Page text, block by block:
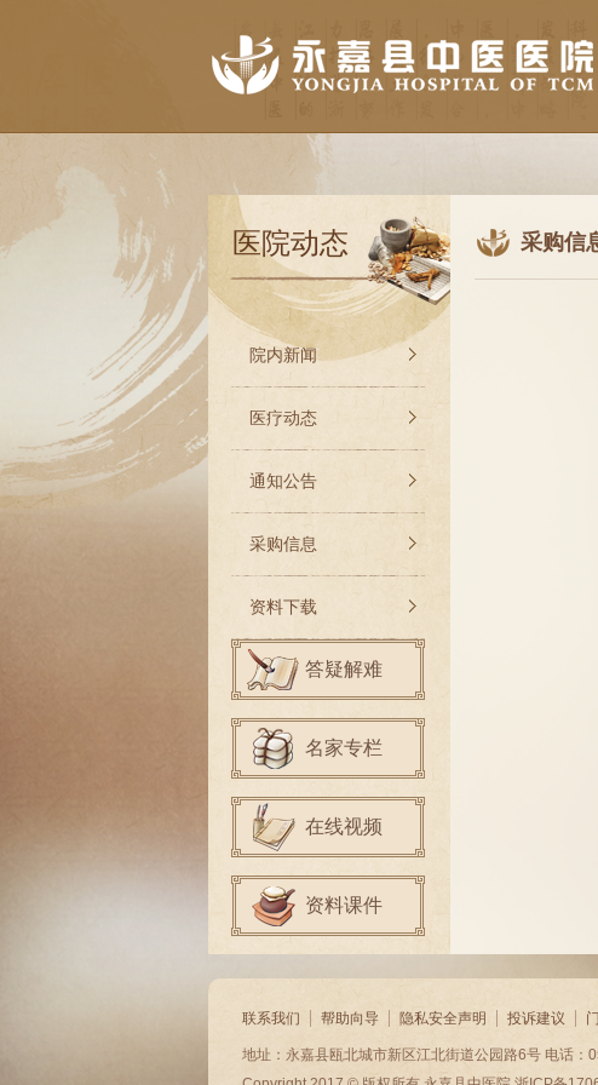
医院动态
院内新闻
医疗动态
通知公告
采购信息
资料下载
答疑解难
名家专栏
在线视频
资料课件
采购信
联系我们 帮助向导 隐私安全声明 投诉建议
地址：永嘉县瓯北城市新区江北街道公园路6号 电话